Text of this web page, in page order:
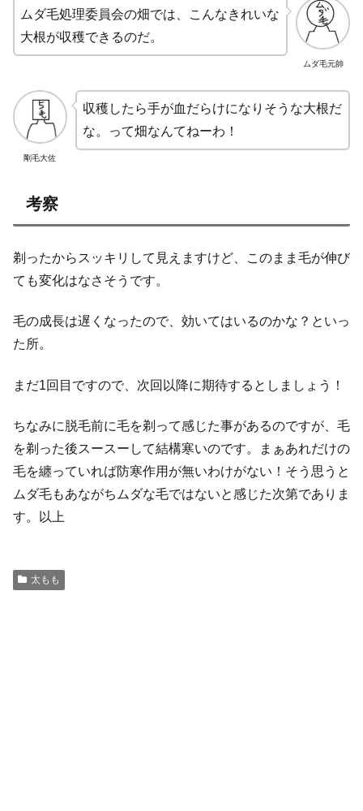
ムダ毛元帥
ムダ毛処理委員会の畑では、こんなきれいな
大根が収穫できるのだ。
剛毛大佐
収穫したら手が血だらけになりそうな大根だ
な。って畑なんてねーわ！
考察
剃ったからスッキリして見えますけど、このまま毛が伸び
ても変化はなさそうです。
毛の成長は遅くなったので、効いてはいるのかな？といっ
た所。
まだ1回目ですので、次回以降に期待するとしましょう！
ちなみに脱毛前に毛を剃って感じた事があるのですが、毛
を剃った後スースーして結構寒いのです。まぁあれだけの
毛を纏っていれば防寒作用が無いわけがない！そう思うと
ムダ毛もあながちムダな毛ではないと感じた次第でありま
す。以上
太もも